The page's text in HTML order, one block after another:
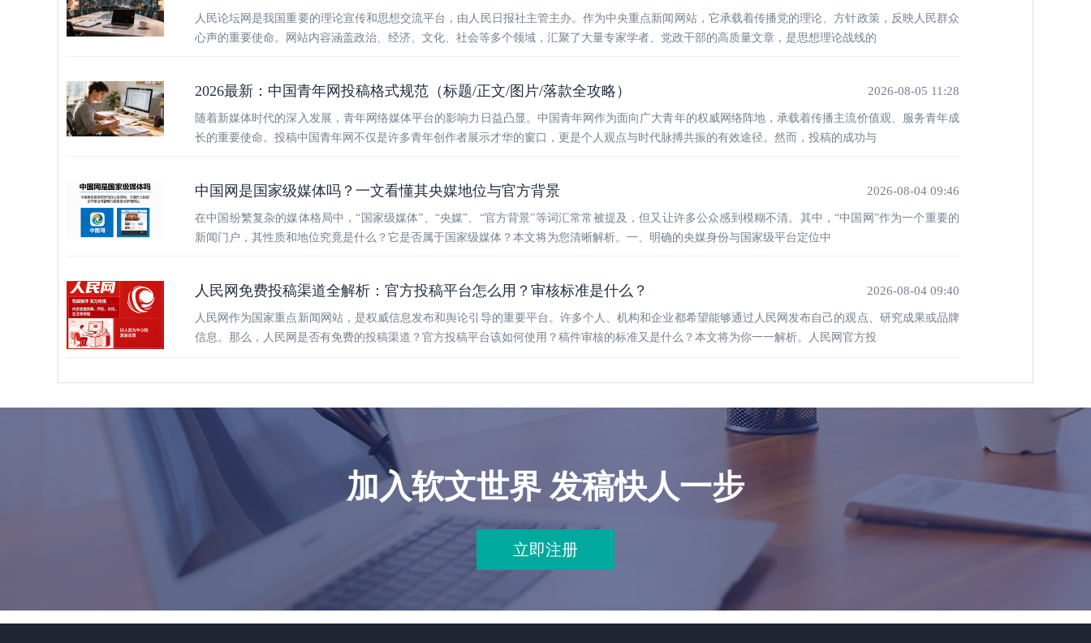
人民论坛网是我国重要的理论宣传和思想交流平台，由人民日报社主管主办。作为中央重点新闻网站，它承载着传播党的理论、方针政策，反映人民群众
心声的重要使命。网站内容涵盖政治、经济、文化、社会等多个领域，汇聚了大量专家学者、党政干部的高质量文章，是思想理论战线的
2026最新：中国青年网投稿格式规范（标题/正文/图片/落款全攻略） 2026-08-05 11:28
随着新媒体时代的深入发展，青年网络媒体平台的影响力日益凸显。中国青年网作为面向广大青年的权威网络阵地，承载着传播主流价值观、服务青年成
长的重要使命。投稿中国青年网不仅是许多青年创作者展示才华的窗口，更是个人观点与时代脉搏共振的有效途径。然而，投稿的成功与
中国网是国家级媒体吗？一文看懂其央媒地位与官方背景 2026-08-04 09:46
在中国纷繁复杂的媒体格局中，“国家级媒体”、“央媒”、“官方背景”等词汇常常被提及，但又让许多公众感到模糊不清。其中，“中国网”作为一个重要的
新闻门户，其性质和地位究竟是什么？它是否属于国家级媒体？本文将为您清晰解析。一、明确的央媒身份与国家级平台定位中
人民网免费投稿渠道全解析：官方投稿平台怎么用？审核标准是什么？ 2026-08-04 09:40
人民网作为国家重点新闻网站，是权威信息发布和舆论引导的重要平台。许多个人、机构和企业都希望能够通过人民网发布自己的观点、研究成果或品牌
信息。那么，人民网是否有免费的投稿渠道？官方投稿平台该如何使用？稿件审核的标准又是什么？本文将为你一一解析。人民网官方投
加入软文世界 发稿快人一步
立即注册